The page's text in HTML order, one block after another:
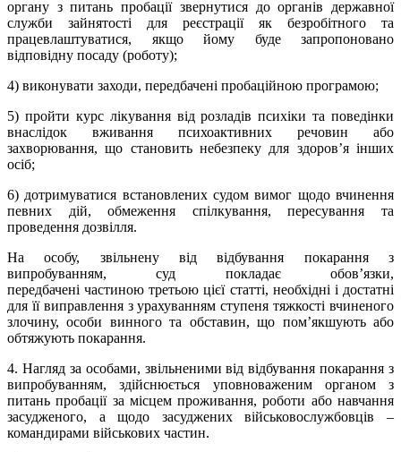
органу з питань пробації звернутися до органів державної
служби зайнятості для реєстрації як безробітного та
працевлаштуватися, якщо йому буде запропоновано
відповідну посаду (роботу);
4) виконувати заходи, передбачені пробаційною програмою;
5) пройти курс лікування від розладів психіки та поведінки
внаслідок вживання психоактивних речовин або
захворювання, що становить небезпеку для здоров’я інших
осіб;
6) дотримуватися встановлених судом вимог щодо вчинення
певних дій, обмеження спілкування, пересування та
проведення дозвілля.
На особу, звільнену від відбування покарання з
випробуванням, суд покладає обов’язки,
передбачені частиною третьою цієї статті, необхідні і достатні
для її виправлення з урахуванням ступеня тяжкості вчиненого
злочину, особи винного та обставин, що пом’якшують або
обтяжують покарання.
4. Нагляд за особами, звільненими від відбування покарання з
випробуванням, здійснюється уповноваженим органом з
питань пробації за місцем проживання, роботи або навчання
засудженого, а щодо засуджених військовослужбовців –
командирами військових частин.